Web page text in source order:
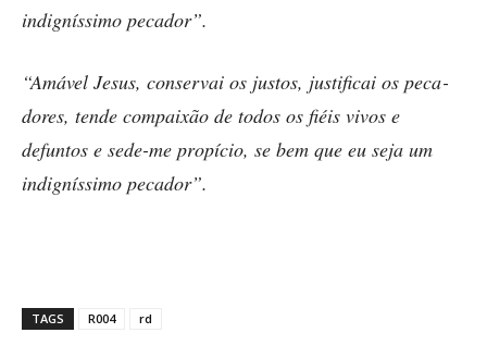
indigníssimo pe­cador”.
“Amável Jesus, conservai os justos, justificai os peca­
dores, tende compaixão de todos os fiéis vivos e
defuntos e sede-me propício, se bem que eu seja um
indigníssimo pe­cador”.
TAGS R004 rd